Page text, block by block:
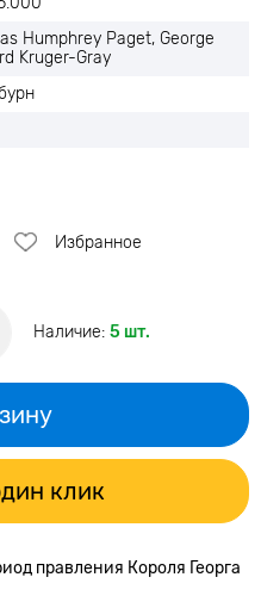
Humphrey Paget, George
Kruger-Gray
Избранное
Наличие: 5 шт.
клик
правления Короля Георга